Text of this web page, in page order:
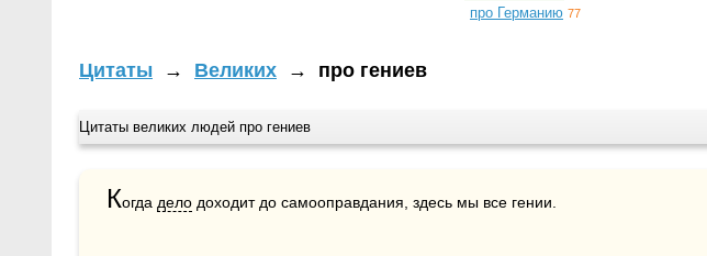
про Германию 77
Цитаты → Великих → про гениев
Цитаты великих людей про гениев
Когда дело доходит до самооправдания, здесь мы все гении.